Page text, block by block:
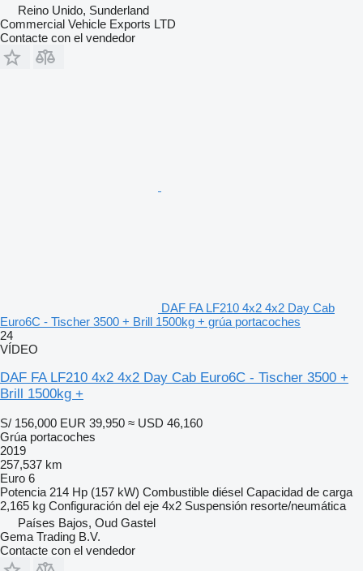
Reino Unido, Sunderland
Commercial Vehicle Exports LTD
Contacte con el vendedor
DAF FA LF210 4x2 4x2 Day Cab
Euro6C - Tischer 3500 + Brill 1500kg + grúa portacoches
24
VÍDEO
DAF FA LF210 4x2 4x2 Day Cab Euro6C - Tischer 3500 +
Brill 1500kg +
S/ 156,000 EUR 39,950 ≈ USD 46,160
Grúa portacoches
2019
257,537 km
Euro 6
Potencia 214 Hp (157 kW) Combustible diésel Capacidad de carga
2,165 kg Configuración del eje 4x2 Suspensión resorte/neumática
Países Bajos, Oud Gastel
Gema Trading B.V.
Contacte con el vendedor